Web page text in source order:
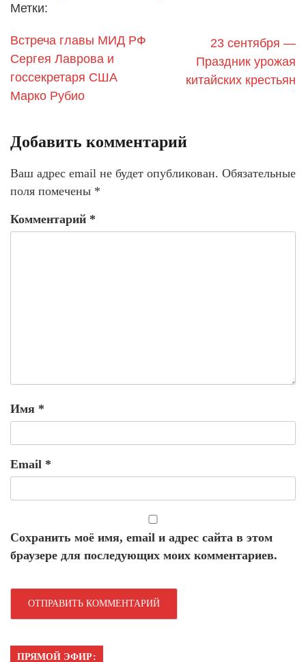
Метки:
Встреча главы МИД РФ
Сергея Лаврова и
госсекретаря США
Марко Рубио
23 сентября —
Праздник урожая
китайских крестьян
Добавить комментарий
Ваш адрес email не будет опубликован. Обязательные
поля помечены *
Комментарий *
Имя *
Email *
Сохранить моё имя, email и адрес сайта в этом
браузере для последующих моих комментариев.
ПРЯМОЙ ЭФИР: